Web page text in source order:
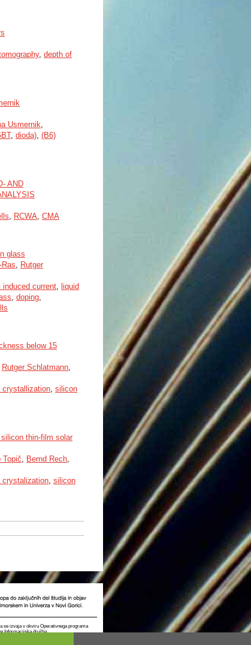
, depth of
Usmernik,
, dioda), (B6)
AND
, RCWA, CMA
glass
Ras, Rutger
induced current, liquid
, doping,
below 15
Rutger Schlatmann,
crystallization, silicon
thin-film solar
Topič, Bernd Rech,
crystalization, silicon
se izvaja v okviru Operativnega programa
Informacijska družba.